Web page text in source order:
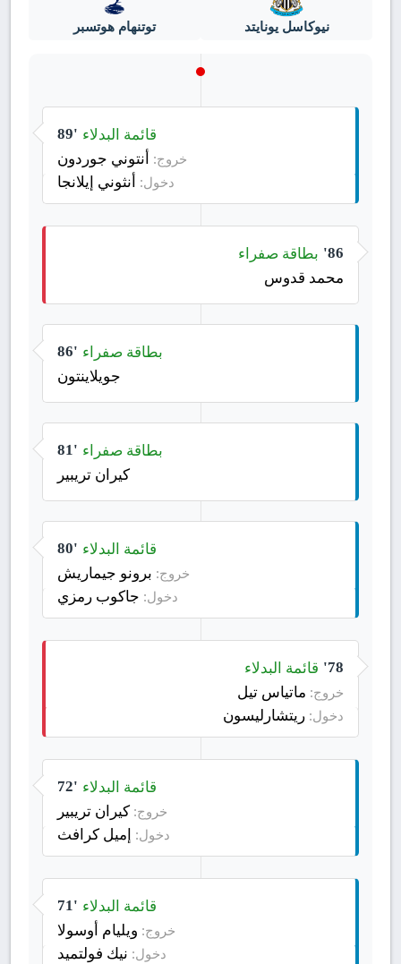
نيوكاسل يونايتد توتنهام هوتسبر
89' قائمة البدلاء
خروج: أنتوني جوردون
دخول: أنثوني إيلانجا
86' بطاقة صفراء
محمد قدوس
86' بطاقة صفراء
جويلاينتون
81' بطاقة صفراء
كيران تريبير
80' قائمة البدلاء
خروج: برونو جيماريش
دخول: جاكوب رمزي
78' قائمة البدلاء
خروج: ماتياس تيل
دخول: ريتشارليسون
72' قائمة البدلاء
خروج: كيران تريبير
دخول: إميل كرافث
71' قائمة البدلاء
خروج: ويليام أوسولا
دخول: نيك فولتميد